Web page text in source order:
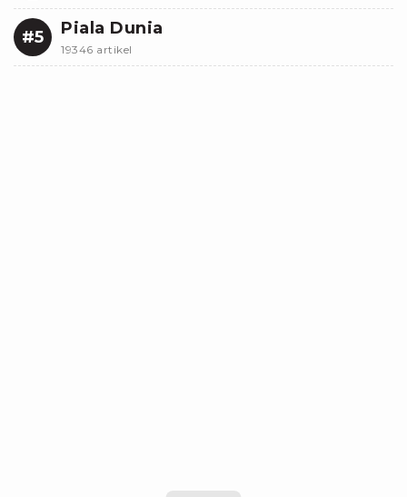
#5 Piala Dunia
19346 artikel